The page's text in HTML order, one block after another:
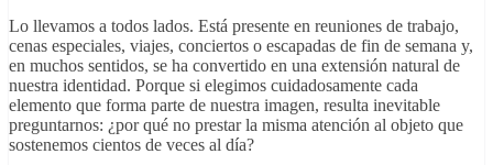
Lo llevamos a todos lados. Está presente en reuniones de trabajo,
cenas especiales, viajes, conciertos o escapadas de fin de semana y,
en muchos sentidos, se ha convertido en una extensión natural de
nuestra identidad. Porque si elegimos cuidadosamente cada
elemento que forma parte de nuestra imagen, resulta inevitable
preguntarnos: ¿por qué no prestar la misma atención al objeto que
sostenemos cientos de veces al día?